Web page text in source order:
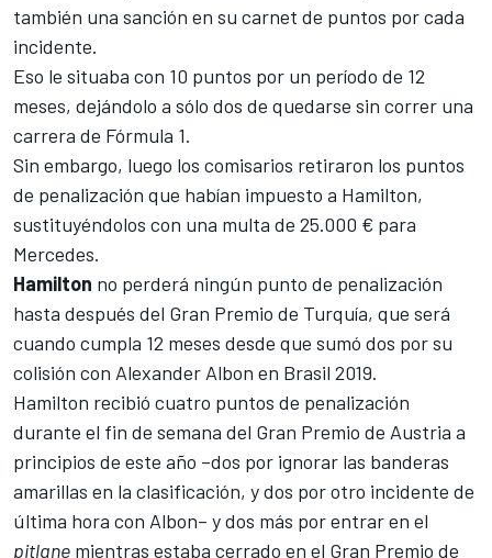
también una sanción en su carnet de puntos por cada
incidente.
Eso le situaba con 10 puntos por un período de 12
meses, dejándolo a sólo dos de quedarse sin correr una
carrera de Fórmula 1.
Sin embargo, luego los comisarios retiraron los puntos
de penalización que habían impuesto a Hamilton,
sustituyéndolos con una multa de 25.000 € para
Mercedes.
Hamilton no perderá ningún punto de penalización
hasta después del Gran Premio de Turquía, que será
cuando cumpla 12 meses desde que sumó dos por su
colisión con Alexander Albon en Brasil 2019.
Hamilton recibió cuatro puntos de penalización
durante el fin de semana del Gran Premio de Austria a
principios de este año –dos por ignorar las banderas
amarillas en la clasificación, y dos por otro incidente de
última hora con Albon– y dos más porentrar en el
pitlane mientras estaba cerrado en el Gran Premio de